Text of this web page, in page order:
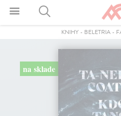
KNIHY- BELETRIA-
na sklade